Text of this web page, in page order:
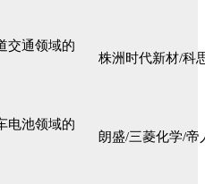
交通领域的
株洲时代新材/科
电池领域的
朗盛/三菱化学/帝